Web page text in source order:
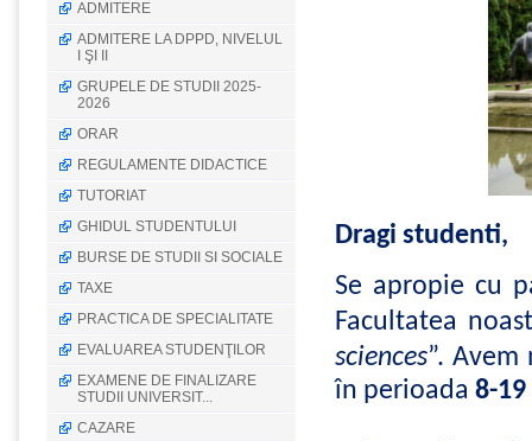
ADMITERE
ADMITERE LA DPPD, NIVELUL
I ŞI II
GRUPELE DE STUDII 2025-
2026
ORAR
REGULAMENTE DIDACTICE
TUTORIAT
GHIDUL STUDENTULUI
BURSE DE STUDII SI SOCIALE
TAXE
PRACTICA DE SPECIALITATE
EVALUAREA STUDENŢILOR
EXAMENE DE FINALIZARE
STUDII UNIVERSIT...
CAZARE
Dragi studenti,
Se apropie cu
Facultatea
sciences”.Avem
în perioada 8-19